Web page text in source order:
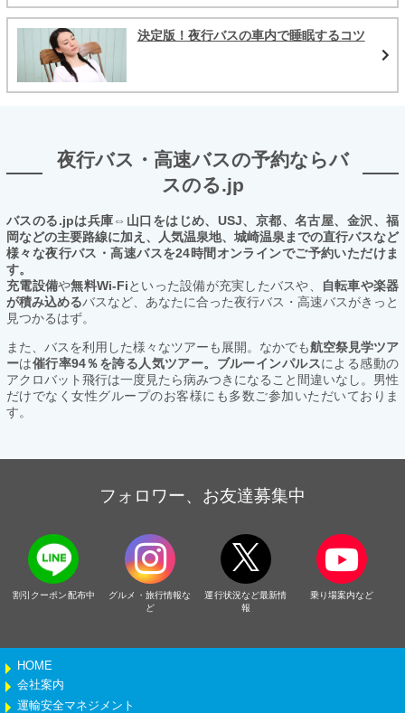
決定版！夜行バスの車内で睡眠するコツ
夜行バス・高速バスの予約ならバ
スのる.jp
バスのる.jpは兵庫⇔山口をはじめ、USJ、京都、名古屋、金沢、福
岡などの主要路線に加え、人気温泉地、城崎温泉までの直行バスなど
様々な夜行バス・高速バスを24時間オンラインでご予約いただけま
す。
充電設備や無料Wi-Fiといった設備が充実したバスや、
自転車や楽器
が積み込めるバスなど、あなたに合った夜行バス・高速バスがきっと
見つかるはず。
また、バスを利用した様々なツアーも展開。なかでも航空祭見学ツア
ーは催行率94％を誇る人気ツアー。ブルーインパルスによる感動の
アクロバット飛行は一度見たら病みつきになること間違いなし。男性
だけでなく女性グループのお客様にも多数ご参加いただいておりま
す。
フォロワー、お友達募集中
割引クーポン配布中
グルメ・旅行情報な
ど
運行状況など最新情
報
乗り場案内など
HOME
会社案内
運輸安全マネジメント